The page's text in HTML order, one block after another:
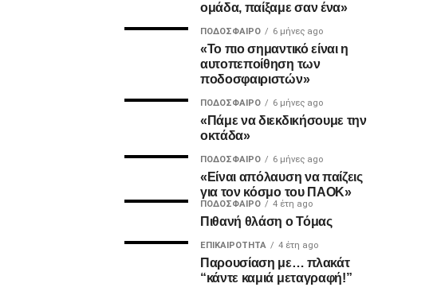
ομάδα, παίξαμε σαν ένα»
ΠΟΔΌΣΦΑΙΡΟ 6 μήνες ago
«Το πιο σημαντικό είναι η
αυτοπεποίθηση των
ποδοσφαιριστών»
ΠΟΔΌΣΦΑΙΡΟ 6 μήνες ago
«Πάμε να διεκδικήσουμε την
οκτάδα»
ΠΟΔΌΣΦΑΙΡΟ 6 μήνες ago
«Είναι απόλαυση να παίζεις
για τον κόσμο του ΠΑΟΚ»
ΠΟΔΌΣΦΑΙΡΟ 4 έτη ago
Πιθανή θλάση ο Τόμας
ΕΠΙΚΑΙΡΌΤΗΤΑ 4 έτη ago
Παρουσίαση με… πλακάτ
“κάντε καμιά μεταγραφή!”